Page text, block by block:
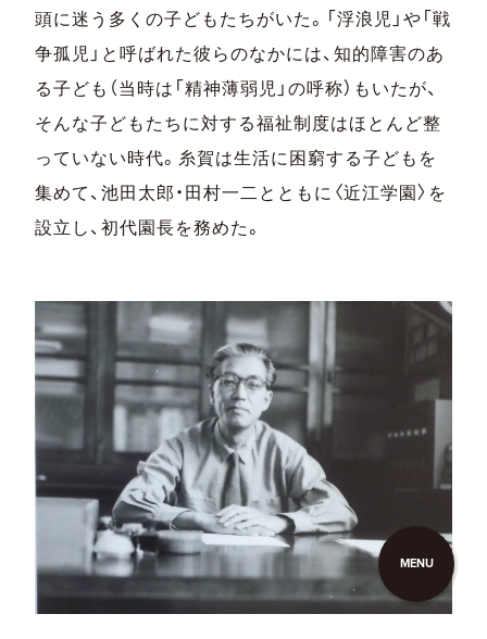
頭に迷う多くの子どもたちがいた。「浮浪児」や「戦
争孤児」と呼ばれた彼らのなかには、知的障害のあ
る子ども（当時は「精神薄弱児」の呼称）もいたが、
そんな子どもたちに対する福祉制度はほとんど整
っていない時代。糸賀は生活に困窮する子どもを
集めて、池田太郎・田村一二とともに〈近江学園〉を
設立し、初代園長を務めた。
MENU